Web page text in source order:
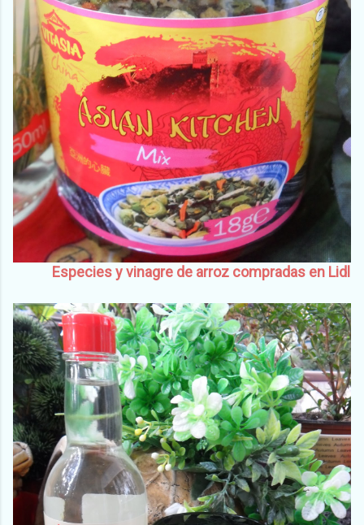
Especies y vinagre de arroz compradas en Lidl